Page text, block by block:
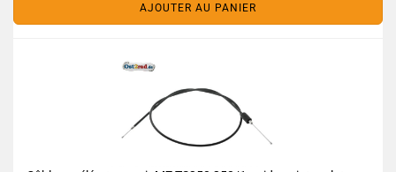
AJOUTER AU PANIER